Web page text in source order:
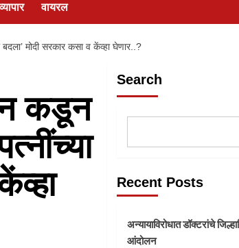
वायरल
बदला’ मोदी सरकार कसा व केंव्हा घेणार..?
कडून
Search
Recent Posts
अन्यायाविरोधात डॉक्टरांचे
आंदोलन